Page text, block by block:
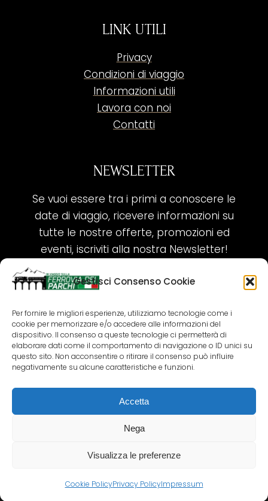
Gestisci Consenso Cookie
Per fornire le migliori esperienze, utilizziamo tecnologie come i
cookie per memorizzare e/o accedere alle informazioni del
dispositivo. Il consenso a queste tecnologie ci permetterà di
elaborare dati come il comportamento di navigazione o ID unici su
questo sito. Non acconsentire o ritirare il consenso può influire
negativamente su alcune caratteristiche e funzioni.
Accetta
Nega
Visualizza le preferenze
Cookie PolicyPrivacy PolicyImpressum
LINK UTILI
Privacy
Condizioni di viaggio
Informazioni utili
Lavora con noi
Contatti
NEWSLETTER
Se vuoi essere tra i primi a conoscere le
date di viaggio, ricevere informazioni su
tutte le nostre offerte, promozioni ed
eventi, iscriviti alla nostra Newsletter!
ISCRIVITI ORA!
SEGUICI SUI NOSTRI SOCIAL
COPYRIGHT 2018-2025 PALLENIUM TOURISM
SRL
AGENZIA VIAGGI E TOUR OPERATOR – P.IVA: